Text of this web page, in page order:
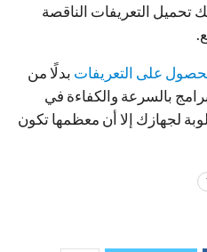
تحميل التعريفات الناقصة
على التعريفات بدلًا من
بالسرعة والكفاءة في
لجهازك إلا أن معظمها تكون